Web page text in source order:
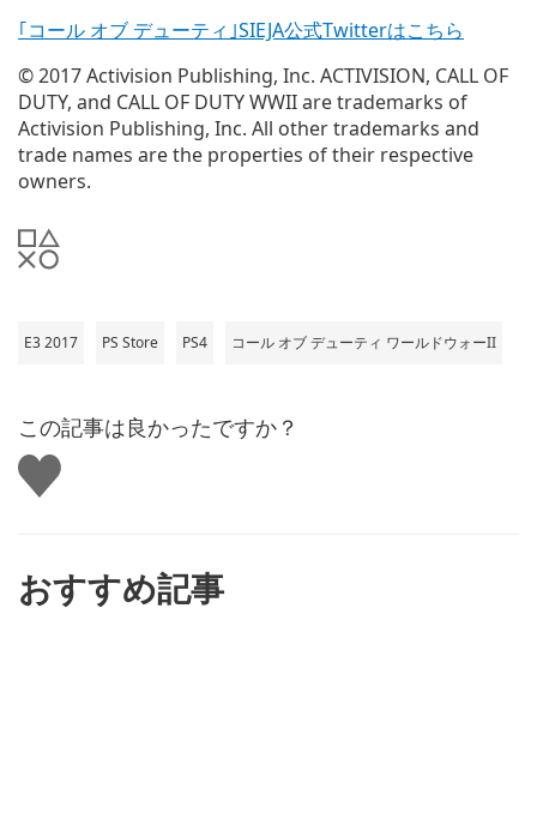
｢コール オブ デューティ｣SIEJA公式Twitterはこちら
© 2017 Activision Publishing, Inc. ACTIVISION, CALL OF
DUTY, and CALL OF DUTY WWII are trademarks of
Activision Publishing, Inc. All other trademarks and
trade names are the properties of their respective
owners.
E3 2017 PS Store PS4 コール オブ デューティ ワールドウォーII
この記事は良かったですか？
い
い
おすすめ記事